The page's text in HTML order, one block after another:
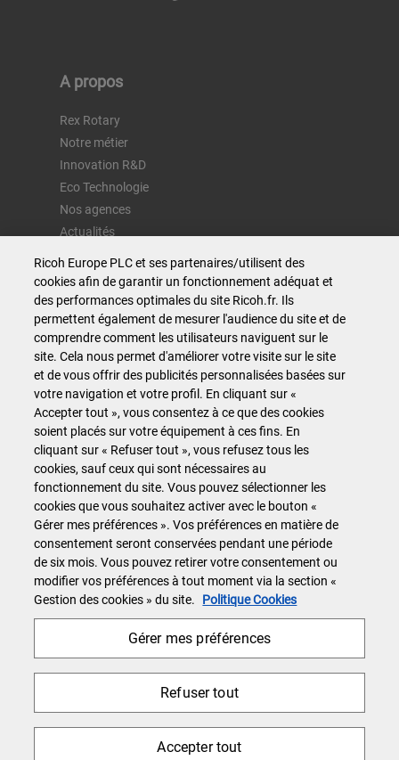
A propos
Rex Rotary
Notre métier
Innovation R&D
Eco Technologie
Nos agences
Actualités
Contactez-nous
Nos métiers
Impression
Informatique
Télécommunication
Accès Direct
Conditions générales d'utilisation
Politique confidentialité
Politique Cookies
Nous rejoindre
Ricoh Europe PLC et ses partenaires/utilisent des
cookies afin de garantir un fonctionnement adéquat et
des performances optimales du site Ricoh.fr. Ils
permettent également de mesurer l'audience du site et de
comprendre comment les utilisateurs naviguent sur le
site. Cela nous permet d'améliorer votre visite sur le site
et de vous offrir des publicités personnalisées basées sur
votre navigation et votre profil. En cliquant sur «
Accepter tout », vous consentez à ce que des cookies
soient placés sur votre équipement à ces fins. En
cliquant sur « Refuser tout », vous refusez tous les
cookies, sauf ceux qui sont nécessaires au
fonctionnement du site. Vous pouvez sélectionner les
cookies que vous souhaitez activer avec le bouton «
Gérer mes préférences ». Vos préférences en matière de
consentement seront conservées pendant une période
de six mois. Vous pouvez retirer votre consentement ou
modifier vos préférences à tout moment via la section «
Gestion des cookies » du site.
Politique Cookies
Gérer mes préférences
Refuser tout
Accepter tout